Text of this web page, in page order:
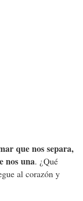
que nos separa,
nos una. ¿Qué
al corazón y